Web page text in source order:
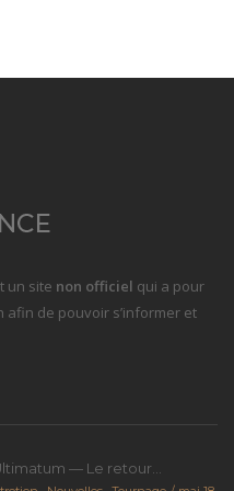
un site non officiel qui a pour
afin de pouvoir s’informer et
— Le retour...